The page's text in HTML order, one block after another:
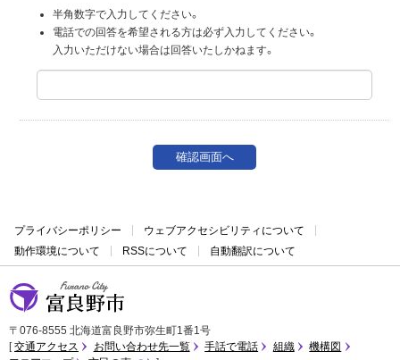
半角数字で入力してください。
電話での回答を希望される方は必ず入力してください。
入力いただけない場合は回答いたしかねます。
プライバシーポリシー
ウェブアクセシビリティについて
動作環境について
RSSについて 自動翻訳について
〒076-8555 北海道富良野市弥生町1番1号
交通アクセス
お問い合わせ先一覧 手話で電話 組織
機構図